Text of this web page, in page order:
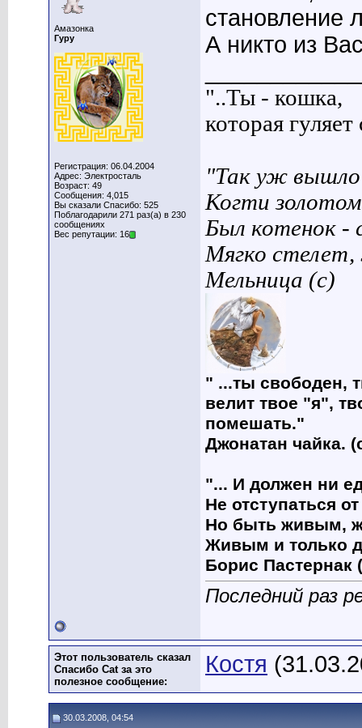
Амазонка
Гуру
Регистрация: 06.04.2004
Адрес: Электросталь
Возраст: 49
Сообщения: 4,015
Вы сказали Спасибо: 525
Поблагодарили 271 раз(а) в 230
сообщениях
Вес репутации: 16
становление
А никто из
"..Ты - кошка,
которая
"Так уж вышло
Когти
Был котенок -
Мягко
Мельница (с)
" ...ты свободен,
велит твое "я",
помешать."
Джонатан чайка.
"... И должен ни
Не отступаться
Но быть живым,
Живым и только
Борис Пастернак
Последний раз
Этот пользователь сказал
Спасибо Cat за это
полезное сообщение:
Костя
30.03.2008, 04:54